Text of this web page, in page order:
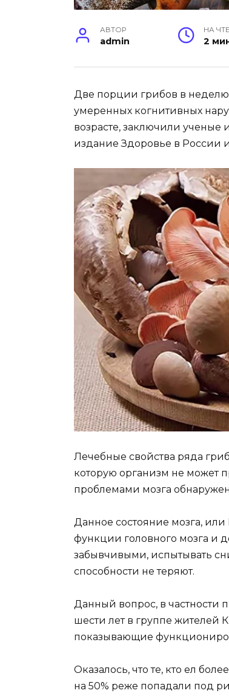
АВТОР
admin
НА
2
Две порции грибов в неделю
умеренных когнитивных
возрасте, заключили ученые
издание Здоровье в России
Лечебные свойства ряда
которую организм не может
проблемами мозга
Данное состояние мозга,
функции головного мозга и
забывчивыми, испытывать
способности не теряют.
Данный вопрос, в частности
шести лет в группе жителей
показывающие
Оказалось, что те, кто ел
на 50% реже попадали под